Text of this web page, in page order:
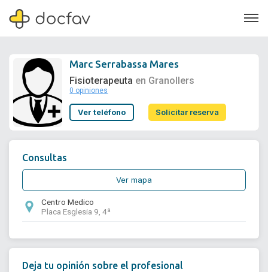
Soporte
Marc Serrabassa Mares
Fisioterapeuta en Granollers
0 opiniones
Ver teléfono Solicitar reserva
Consultas
Ver mapa
Centro Medico
Placa Esglesia 9, 4ª
Deja tu opinión sobre el profesional